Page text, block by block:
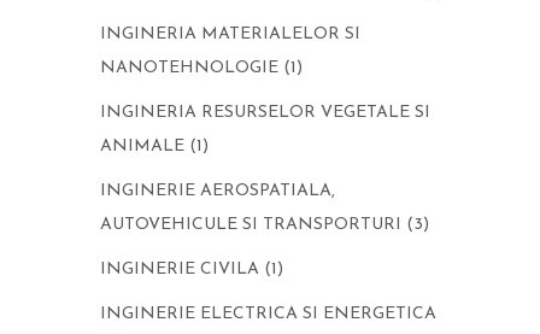
INGINERIA MATERIALELOR SI
NANOTEHNOLOGIE (1)
INGINERIA RESURSELOR VEGETALE SI
ANIMALE (1)
INGINERIE AEROSPATIALA,
AUTOVEHICULE SI TRANSPORTURI (3)
INGINERIE CIVILA (1)
INGINERIE ELECTRICA SI ENERGETICA